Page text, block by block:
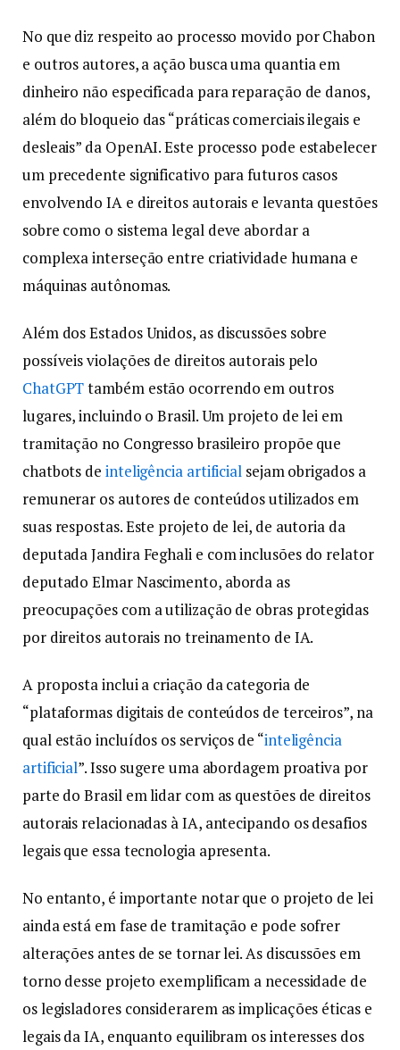
No que diz respeito ao processo movido por Chabon
e outros autores, a ação busca uma quantia em
dinheiro não especificada para reparação de danos,
além do bloqueio das “práticas comerciais ilegais e
desleais” da OpenAI. Este processo pode estabelecer
um precedente significativo para futuros casos
envolvendo IA e direitos autorais e levanta questões
sobre como o sistema legal deve abordar a
complexa interseção entre criatividade humana e
máquinas autônomas.
Além dos Estados Unidos, as discussões sobre
possíveis violações de direitos autorais pelo
ChatGPTtambém estão ocorrendo em outros
lugares, incluindo o Brasil. Um projeto de lei em
tramitação no Congresso brasileiro propõe que
chatbots de inteligência artificial sejam obrigados a
remunerar os autores de conteúdos utilizados em
suas respostas. Este projeto de lei, de autoria da
deputada Jandira Feghali e com inclusões do relator
deputado Elmar Nascimento, aborda as
preocupações com a utilização de obras protegidas
por direitos autorais no treinamento de IA.
A proposta inclui a criação da categoria de
“plataformas digitais de conteúdos de terceiros”, na
qual estão incluídos os serviços de “inteligência
artificial”. Isso sugere uma abordagem proativa por
parte do Brasil em lidar com as questões de direitos
autorais relacionadas à IA, antecipando os desafios
legais que essa tecnologia apresenta.
No entanto, é importante notar que o projeto de lei
ainda está em fase de tramitação e pode sofrer
alterações antes de se tornar lei. As discussões em
torno desse projeto exemplificam a necessidade de
os legisladores considerarem as implicações éticas e
legais da IA, enquanto equilibram os interesses dos